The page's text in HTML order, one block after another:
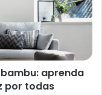
sentir necessidade
com o bebê.
em casa, com
tarefas, e nada
com essa parte
aprenda
por todas